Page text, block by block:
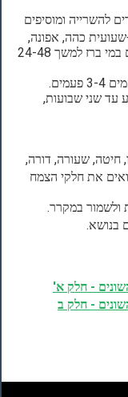
להשרייה ומוסיפים
כהה, אפונה,
עדשים, חומוס, וכדומה), משרים אותם במי ברז למשך 24-48
עד שני שבועות,
חיטה, שעורה, דורה,
את חלקי הצמח
ולשמור במקרר.
בנושא.
- חלק א'
- חלק ב